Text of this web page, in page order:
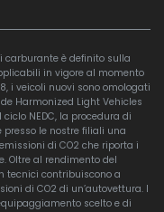
carburante è definito sulla
in vigore al momento
i veicoli nuovi sono omologati
Harmonized Light Vehicles
ciclo NEDC, la procedura di
presso le nostre filiali una
di CO2 che riporta i
Oltre al rendimento del
tecnici contribuiscono a
di CO2 di un’autovettura. I
scelto e di